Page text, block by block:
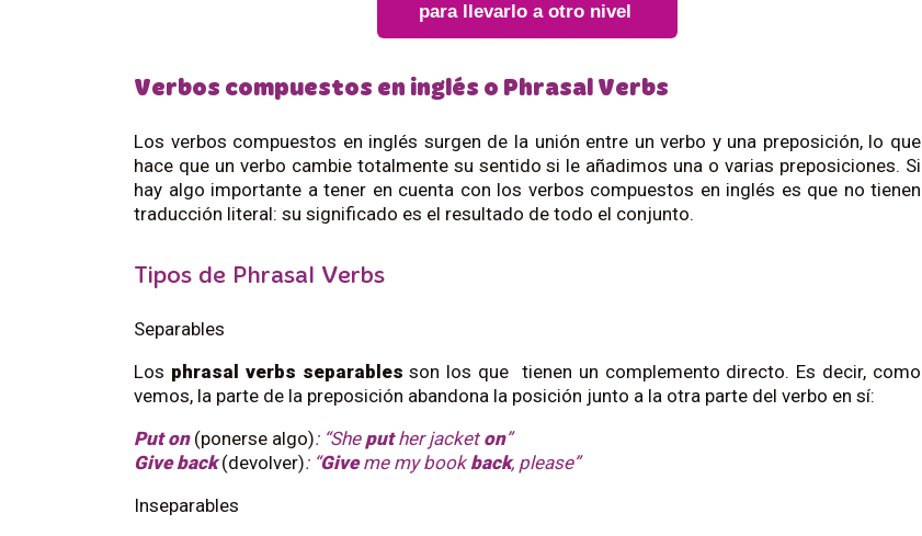
para llevarlo a otro nivel
Verbos compuestos en inglés o Phrasal Verbs
Los verbos compuestos en inglés surgen de la unión entre un verbo y una preposición, lo que
hace que un verbo cambie totalmente su sentido si le añadimos una o varias preposiciones. Si
hay algo importante a tener en cuenta con los verbos compuestos en inglés es que no tienen
traducción literal: su significado es el resultado de todo el conjunto.
Tipos de Phrasal Verbs
Separables
Los phrasal verbs separables son los que tienen un complemento directo. Es decir, como
vemos, la parte de la preposición abandona la posición junto a la otra parte del verbo en sí:
Put on (ponerse algo): “She puther jacket on”
Give back(devolver): “Giveme my book back, please”
Inseparables